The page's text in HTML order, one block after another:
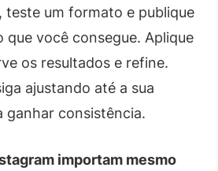
teste um formato e publique
que você consegue. Aplique
os resultados e refine.
ajustando até a sua
ganhar consistência.
importam mesmo